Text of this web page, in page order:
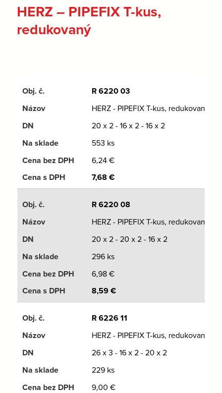
HERZ – PIPEFIX T-kus,
redukovaný
R 6220 03
HERZ - PIPEFIX T-kus, redukovaný
20 x 2 - 16 x 2 - 16 x 2
553 ks
6,24€
7,68 €
R 6220 08
HERZ - PIPEFIX T-kus, redukovaný
20 x 2 - 20 x 2 - 16 x 2
296 ks
6,98€
8,59€
R 6226 11
HERZ - PIPEFIX T-kus, redukovaný
26 x 3 - 16 x 2 - 20 x 2
229 ks
9,00 €